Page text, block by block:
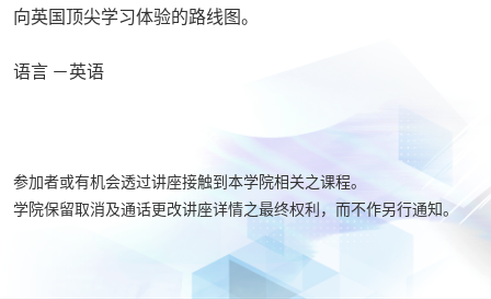
向英国顶尖学习体验的路线图。
语言 －英语
参加者或有机会透过讲座接触到本学院相关之课程。
学院保留取消及通话更改讲座详情之最终权利，而不作另行通知。